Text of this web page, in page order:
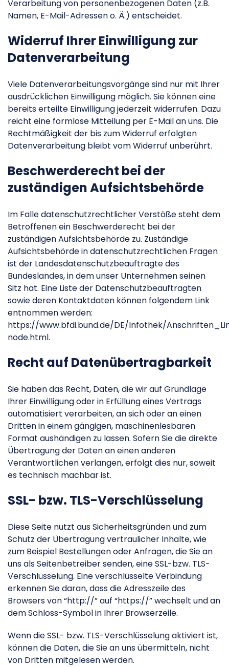
Verarbeitung von personenbezogenen Daten (z.B.
Namen, E-Mail-Adressen o. Ä.) entscheidet.
Widerruf Ihrer Einwilligung zur
Datenverarbeitung
Viele Datenverarbeitungsvorgänge sind nur mit Ihrer
ausdrücklichen Einwilligung möglich. Sie können eine
bereits erteilte Einwilligung jederzeit widerrufen. Dazu
reicht eine formlose Mitteilung per E-Mail an uns. Die
Rechtmäßigkeit der bis zum Widerruf erfolgten
Datenverarbeitung bleibt vom Widerruf unberührt.
Beschwerderecht bei der
zuständigen Aufsichtsbehörde
Im Falle datenschutzrechtlicher Verstöße steht dem
Betroffenen ein Beschwerderecht bei der
zuständigen Aufsichtsbehörde zu. Zuständige
Aufsichtsbehörde in datenschutzrechtlichen Fragen
ist der Landesdatenschutzbeauftragte des
Bundeslandes, in dem unser Unternehmen seinen
Sitz hat. Eine Liste der Datenschutzbeauftragten
sowie deren Kontaktdaten können folgendem Link
entnommen werden:
https://www.bfdi.bund.de/DE/Infothek/
node.html.
Recht auf Datenübertragbarkeit
Sie haben das Recht, Daten, die wir auf Grundlage
Ihrer Einwilligung oder in Erfüllung eines Vertrags
automatisiert verarbeiten, an sich oder an einen
Dritten in einem gängigen, maschinenlesbaren
Format aushändigen zu lassen. Sofern Sie die direkte
Übertragung der Daten an einen anderen
Verantwortlichen verlangen, erfolgt dies nur, soweit
es technisch machbar ist.
SSL- bzw. TLS-Verschlüsselung
Diese Seite nutzt aus Sicherheitsgründen und zum
Schutz der Übertragung vertraulicher Inhalte, wie
zum Beispiel Bestellungen oder Anfragen, die Sie an
uns als Seitenbetreiber senden, eine SSL-bzw. TLS-
Verschlüsselung. Eine verschlüsselte Verbindung
erkennen Sie daran, dass die Adresszeile des
Browsers von “http://” auf “https://” wechselt und an
dem Schloss-Symbol in Ihrer Browserzeile.
Wenn die SSL- bzw. TLS-Verschlüsselung aktiviert ist,
können die Daten, die Sie an uns übermitteln, nicht
von Dritten mitgelesen werden.